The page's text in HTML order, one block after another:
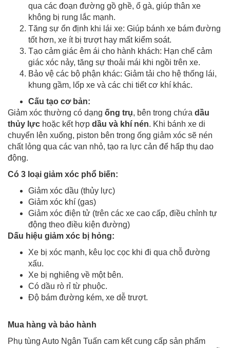
qua các đoạn đường gồ ghề, ổ gà, giúp thân xe
không bị rung lắc mạnh.
Tăng sự ổn định khi lái xe: Giúp bánh xe bám đường
tốt hơn, xe ít bị trượt hay mất kiểm soát.
Tạo cảm giác êm ái cho hành khách: Hạn chế cảm
giác xóc nảy, tăng sự thoải mái khi ngồi trên xe.
Bảo vệ các bộ phận khác: Giảm tải cho hệ thống lái,
khung gầm, lốp xe và các chi tiết cơ khí khác.
Cấu tạo cơ bản:
Giảm xóc thường có dạng ống trụ, bên trong chứa dầu
thủy lực hoặc kết hợp dầu và khí nén. Khi bánh xe di
chuyển lên xuống, piston bên trong ống giảm xóc sẽ nén
chất lỏng qua các van nhỏ, tạo ra lực cản để hấp thụ dao
động.
Có 3 loại giảm xóc phổ biến:
Giảm xóc dầu (thủy lực)
Giảm xóc khí (gas)
Giảm xóc điện tử (trên các xe cao cấp, điều chỉnh tự
động theo điều kiện đường)
Dấu hiệu giảm xóc bị hỏng:
Xe bị xóc mạnh, kêu lọc cọc khi đi qua chỗ đường
xấu.
Xe bị nghiêng về một bên.
Có dầu rò rỉ từ phuộc.
Độ bám đường kém, xe dễ trượt.
Mua hàng và bảo hành
Phụ tùng Auto Ngân Tuấn cam kết cung cấp sản phẩm